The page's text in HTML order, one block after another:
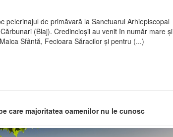
pelerinajul de primăvară la Sanctuarul Arhiepiscopal
(Blaj). Credincioșii au venit în număr mare și
Sfântă, Fecioara Săracilor și pentru (...)
care majoritatea oamenilor nu le cunosc